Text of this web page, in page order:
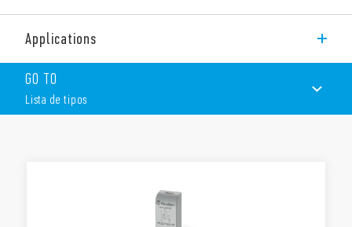
Supresión de sobretensiones causadas por la
desconexión de la bobina.
LED que indica la presencia de tensión.
Protección contra polaridad inversa aplicada a la bobina.
Circuito de supresión de corriente residual.
Applications
GO TO
Lista de tipos